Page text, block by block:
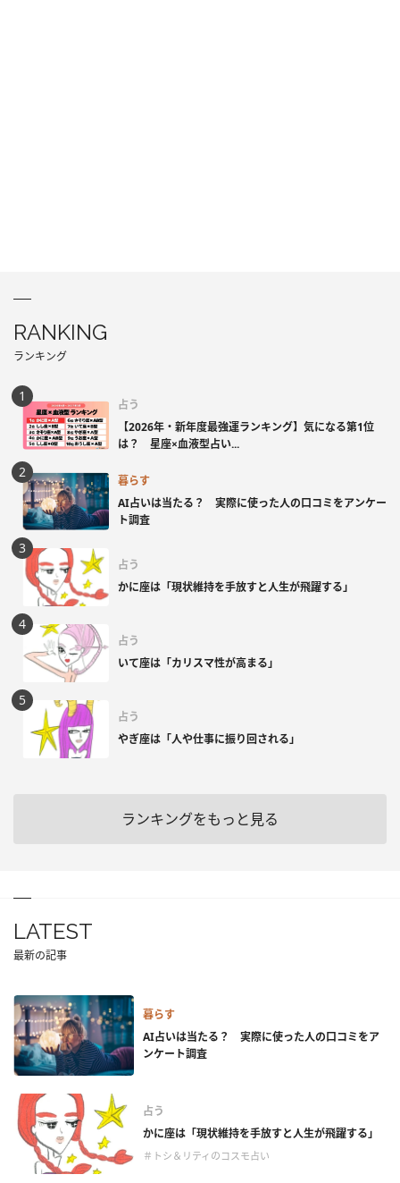
RANKING
ランキング
占う
【2026年・新年度最強運ランキング】気になる第1位
は？ 星座×血液型占い...
暮らす
AI占いは当たる？ 実際に使った人の口コミをアンケー
ト調査
占う
かに座は「現状維持を手放すと人生が飛躍する」
占う
いて座は「カリスマ性が高まる」
占う
やぎ座は「人や仕事に振り回される」
ランキングをもっと見る
LATEST
最新の記事
暮らす
AI占いは当たる？ 実際に使った人の口コミをア
ンケート調査
占う
かに座は「現状維持を手放すと人生が飛躍する」
＃トシ＆リティのコスモ占い